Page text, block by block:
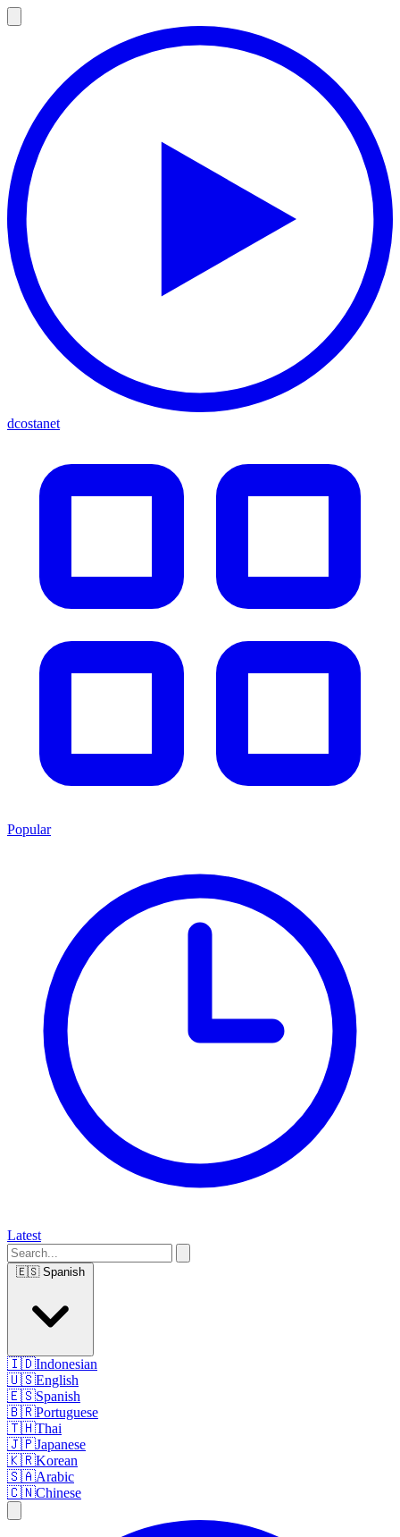
dcostanet
Popular
Latest
🇪🇸 Spanish
🇮🇩Indonesian
🇺🇸English
🇪🇸Spanish
🇧🇷Portuguese
🇹🇭Thai
🇯🇵Japanese
🇰🇷Korean
🇸🇦Arabic
🇨🇳Chinese